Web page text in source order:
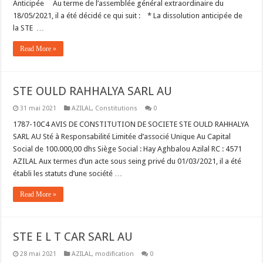
Anticipée Au terme de l’assemblée général extraordinaire du
18/05/2021, il a été décidé ce qui suit : * La dissolution anticipée de
la STE …
Read More »
STE OULD RAHHALYA SARL AU
31 mai 2021 AZILAL, Constitutions 0
1787-10C4 AVIS DE CONSTITUTION DE SOCIETE STE OULD RAHHALYA
SARL AU Sté à Responsabilité Limitée d’associé Unique Au Capital
Social de 100.000,00 dhs Siège Social : Hay Aghbalou Azilal RC : 4571
AZILAL Aux termes d’un acte sous seing privé du 01/03/2021, il a été
établi les statuts d’une société …
Read More »
STE E L T CAR SARL AU
28 mai 2021 AZILAL, modification 0